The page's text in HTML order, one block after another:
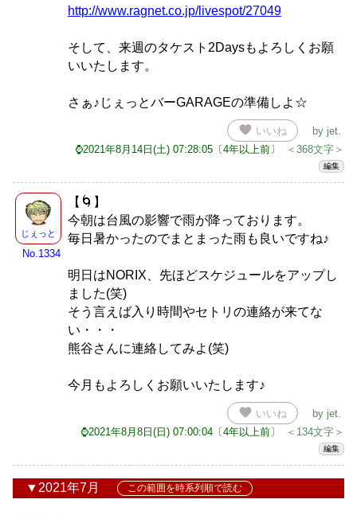
http://www.ragnet.co.jp/livespot/27049
そして、来週のタケスト2Daysもよろしくお願
いいたします。
さぁ♪じぇっとバーGARAGEの準備しよ☆
favorite いいね by jet
⌚2021年8月14日(土) 07:28:05〔4年以上前〕
＜368文字＞
編集
じぇっと
No.1334
【🌀】
今朝は台風の影響で雨が降っております。
毎日暑かったのでまとまった雨も良いですね♪
明日はNORIX、先ほどスケジュールをアップし
ました(笑)
そう言えば入り時間やセトリの連絡が来てな
い・・・
熊谷さんに連絡してみよ(笑)
今月もよろしくお願いいたします♪
favorite いいね by jet
⌚2021年8月8日(日) 07:00:04〔4年以上前〕
＜134文字＞
編集
2021年7月 この範囲を時系列順で読む